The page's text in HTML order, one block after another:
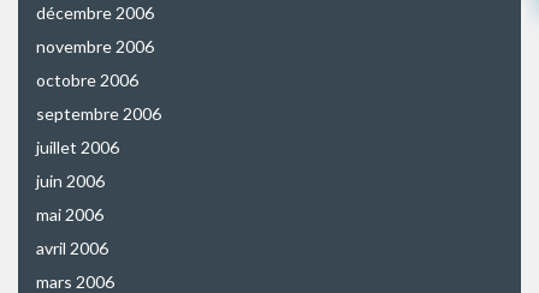
décembre 2006
novembre 2006
octobre 2006
septembre 2006
juillet 2006
juin 2006
mai 2006
avril 2006
mars 2006